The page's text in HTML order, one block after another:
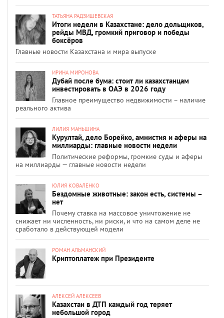
ТАТЬЯНА РАДЗИШЕВСКАЯ
Итоги недели в Казахстане: дело дольщиков,
рейды МВД, громкий приговор и победы
боксёров
Главные новости Казахстана и мира выпуске
ИРИНА МИРОНОВА
Дубай после бума: стоит ли казахстанцам
инвестировать в ОАЭ в 2026 году
Главное преимущество недвижимости – наличие
реального актива
ЛИЛИЯ МАНЬШИНА
Курултай, дело Борейко, амнистия и аферы на
миллиарды: главные новости недели
Политические реформы, громкие суды и аферы
на миллиарды — главные новости недели
ЮЛИЯ КОВАЛЕНКО
Бездомные животные: закон есть, системы –
нет
Почему ставка на массовое уничтожение не
снижает ни численность, ни риски, и что на самом деле не
сработало в действующей модели
РОМАН АЛЬМАНСКИЙ
Криптоплатеж при Президенте
АЛЕКСЕЙ АЛЕКСЕЕВ
Казахстан в ДТП каждый год теряет
небольшой город